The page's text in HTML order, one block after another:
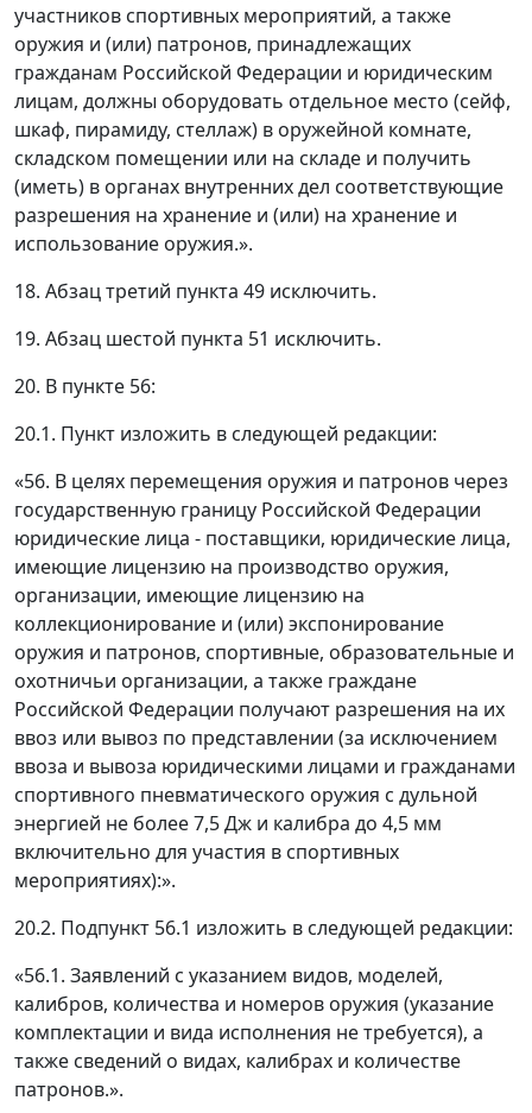
участников спортивных мероприятий, а также
оружия и (или) патронов, принадлежащих
гражданам Российской Федерации и юридическим
лицам, должны оборудовать отдельное место (сейф,
шкаф, пирамиду, стеллаж) в оружейной комнате,
складском помещении или на складе и получить
(иметь) в органах внутренних дел соответствующие
разрешения на хранение и (или) на хранение и
использование оружия.».
18. Абзац третий пункта 49 исключить.
19. Абзац шестой пункта 51 исключить.
20. В пункте 56:
20.1. Пункт изложить в следующей редакции:
«56. В целях перемещения оружия и патронов через
государственную границу Российской Федерации
юридические лица - поставщики, юридические лица,
имеющие лицензию на производство оружия,
организации, имеющие лицензию на
коллекционирование и (или) экспонирование
оружия и патронов, спортивные, образовательные и
охотничьи организации, а также граждане
Российской Федерации получают разрешения на их
ввоз или вывоз по представлении (за исключением
ввоза и вывоза юридическими лицами и гражданами
спортивного пневматического оружия с дульной
энергией не более 7,5 Дж и калибра до 4,5 мм
включительно для участия в спортивных
мероприятиях):».
20.2. Подпункт 56.1 изложить в следующей редакции:
«56.1. Заявлений с указанием видов, моделей,
калибров, количества и номеров оружия (указание
комплектации и вида исполнения не требуется), а
также сведений о видах, калибрах и количестве
патронов.».